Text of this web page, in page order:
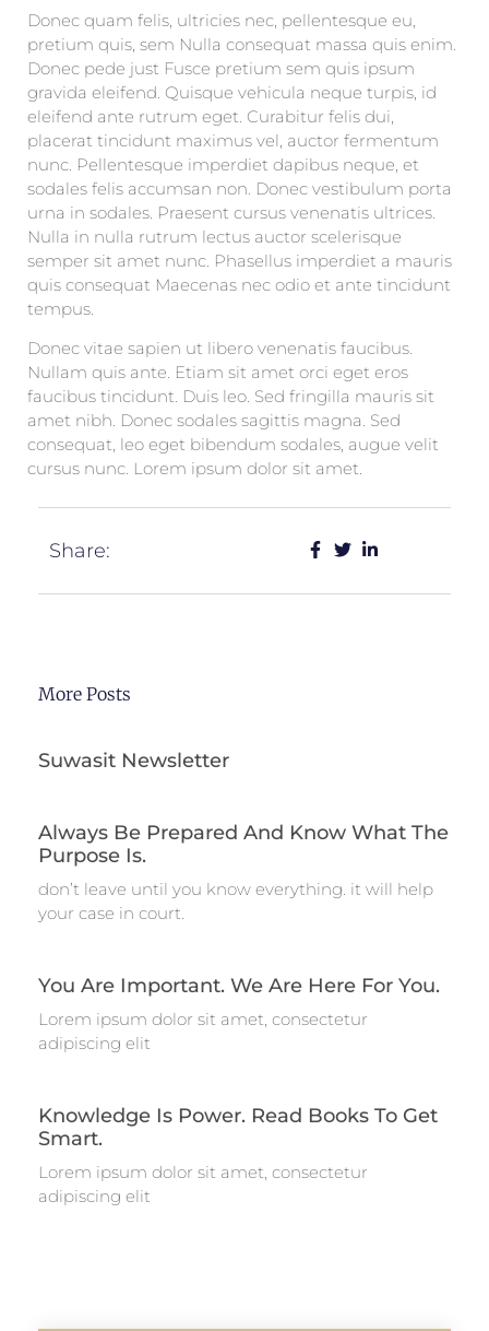
Donec quam felis, ultricies nec, pellentesque eu,
pretium quis, sem Nulla consequat massa quis enim.
Donec pede just Fusce pretium sem quis ipsum
gravida eleifend. Quisque vehicula neque turpis, id
eleifend ante rutrum eget. Curabitur felis dui,
placerat tincidunt maximus vel, auctor fermentum
nunc. Pellentesque imperdiet dapibus neque, et
sodales felis accumsan non. Donec vestibulum porta
urna in sodales. Praesent cursus venenatis ultrices.
Nulla in nulla rutrum lectus auctor scelerisque
semper sit amet nunc. Phasellus imperdiet a mauris
quis consequat Maecenas nec odio et ante tincidunt
tempus.
Donec vitae sapien ut libero venenatis faucibus.
Nullam quis ante. Etiam sit amet orci eget eros
faucibus tincidunt. Duis leo. Sed fringilla mauris sit
amet nibh. Donec sodales sagittis magna. Sed
consequat, leo eget bibendum sodales, augue velit
cursus nunc. Lorem ipsum dolor sit amet.
Share:
More Posts
Suwasit Newsletter
Always Be Prepared And Know What The
Purpose Is.
don’t leave until you know everything. it will help
your case in court.
You Are Important. We Are Here For You.
Lorem ipsum dolor sit amet, consectetur
adipiscing elit
Knowledge Is Power. Read Books To Get
Smart.
Lorem ipsum dolor sit amet, consectetur
adipiscing elit